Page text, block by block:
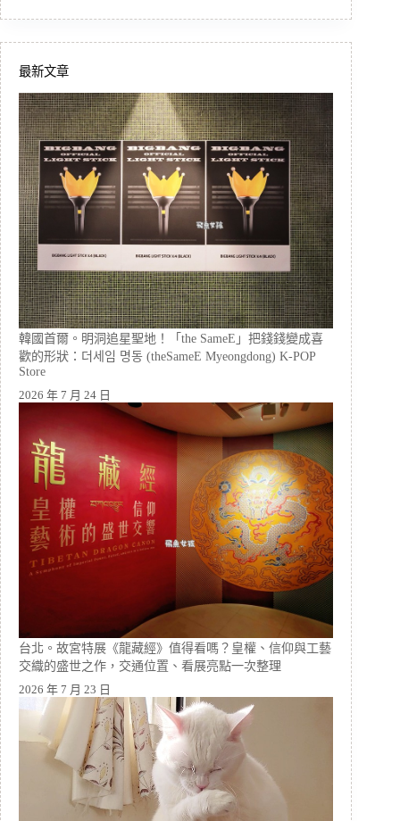
最新文章
韓國首爾。明洞追星聖地！「the SameE」把錢錢變成喜
歡的形狀：더세임 명동 (theSameE Myeongdong) K-POP
Store
2026 年 7 月 24 日
台北。故宮特展《龍藏經》值得看嗎？皇權、信仰與工藝
交織的盛世之作，交通位置、看展亮點一次整理
2026 年 7 月 23 日